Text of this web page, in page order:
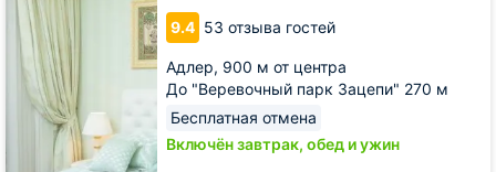
9.4 53 отзыва гостей
Адлер, 900 м от центра
До "Веревочный парк Зацепи" 270 м
Бесплатная отмена
Включён завтрак, обед и ужин